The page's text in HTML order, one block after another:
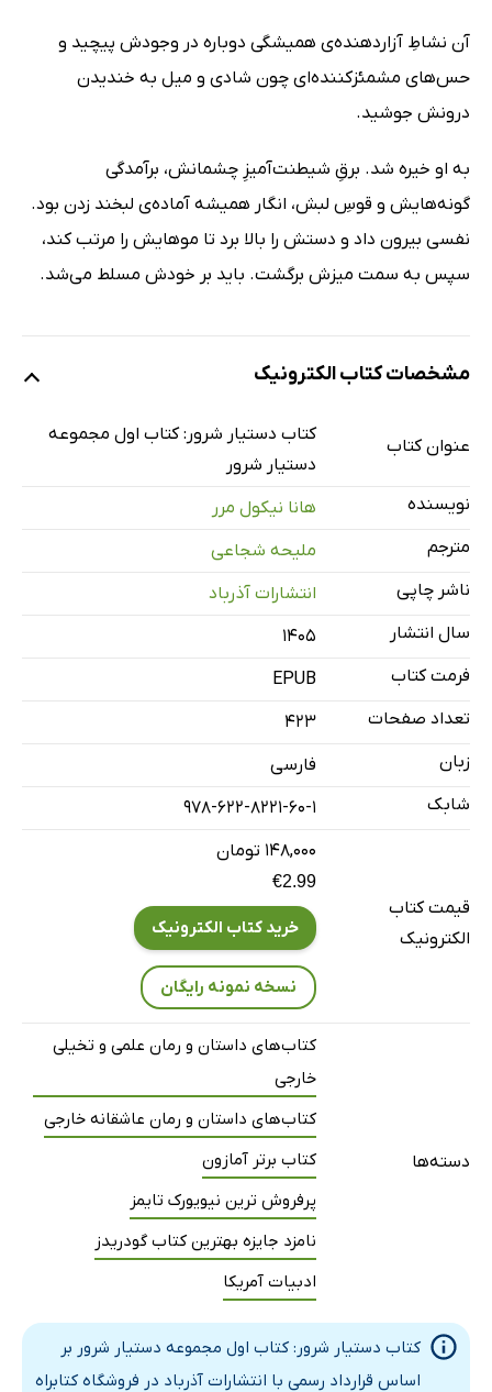
آن نشاطِ آزاردهنده‌ی همیشگی دوباره در وجودش پیچید و
حس‌های مشمئزکننده‌ای چون شادی و میل به خندیدن
درونش جوشید.
به او خیره شد. برقِ شیطنت‌آمیزِ چشمانش، برآمدگی
گونه‌هایش و قوسِ لبش، انگار همیشه آماده‌ی لبخند زدن بود.
نفسی بیرون داد و دستش را بالا برد تا موهایش را مرتب کند،
سپس به سمت میزش برگشت. باید بر خودش مسلط می‌شد.
مشخصات کتاب الکترونیک
عنوان کتاب
کتاب دستیار شرور: کتاب اول مجموعه
دستیار شرور
نویسنده
هانا نیکول مرر
مترجم
ملیحه شجاعی
ناشر چاپی
انتشارات آذرباد
سال انتشار
۱۴۰۵
فرمت کتاب
EPUB
تعداد صفحات
423
زبان
فارسی
شابک
978-622-8221-60-1
قیمت کتاب
الکترونیک
۱۴۸,۰۰۰ تومان
€2.99
خرید کتاب الکترونیک
نسخه نمونه رایگان
دسته‌ها
کتاب‌های داستان و رمان علمی و تخیلی
خارجی
کتاب‌های داستان و رمان عاشقانه خارجی
کتاب برتر آمازون
پرفروش ترین نیویورک تایمز
نامزد جایزه بهترین کتاب گودریدز
ادبیات آمریکا
کتاب دستیار شرور: کتاب اول مجموعه دستیار شرور بر
اساس قرارداد رسمی با انتشارات آذرباد در فروشگاه کتابراه